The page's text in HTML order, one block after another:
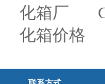
化箱厂
化箱价格